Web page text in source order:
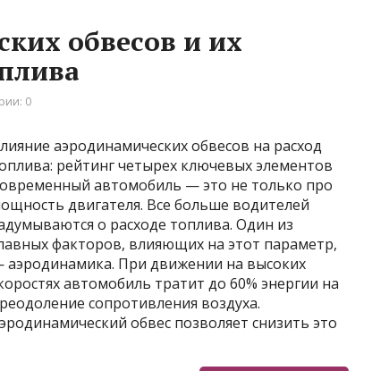
обвесов и их
0
аэродинамических обвесов на расход
рейтинг четырех ключевых элементов
автомобиль — это не только про
двигателя. Все больше водителей
о расходе топлива. Один из
факторов, влияющих на этот параметр,
аэродинамика. При движении на высоких
автомобиль тратит до 60% энергии на
сопротивления воздуха.
обвес позволяет снизить это